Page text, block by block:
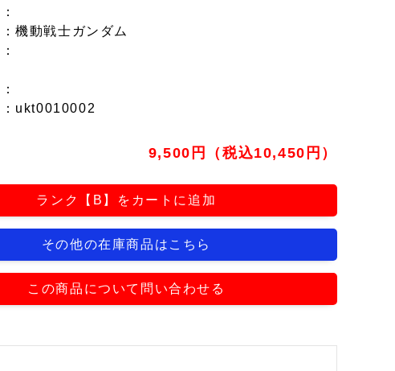
：
：機動戦士ガンダム
：
：
：ukt0010002
9,500円（税込10,450円）
ランク【B】をカートに追加
その他の在庫商品はこちら
この商品について問い合わせる